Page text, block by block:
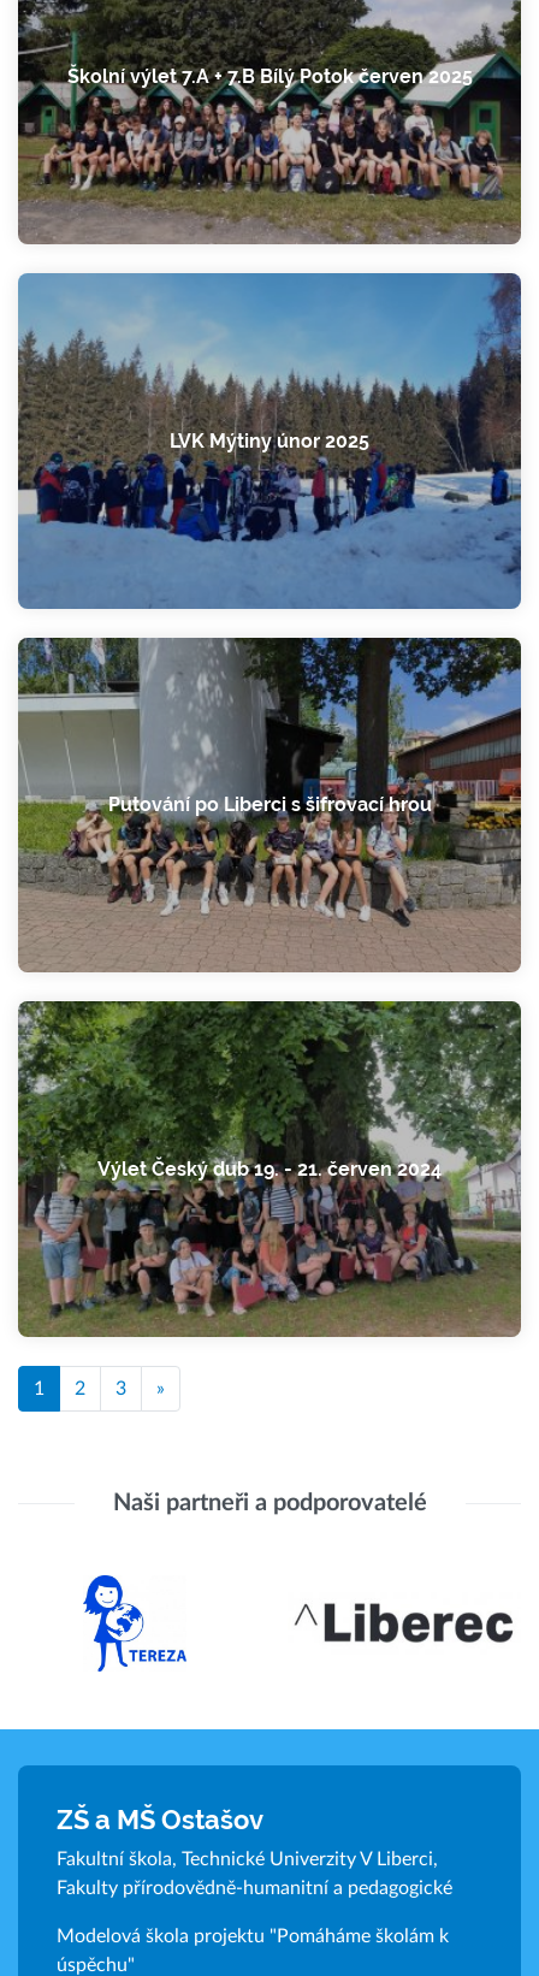
Školní výlet 7.A + 7.B Bílý Potok červen 2025
LVK Mýtiny únor 2025
Putování po Liberci s šifrovací hrou
Výlet Český dub 19. - 21. červen 2024
1 2 3 »
Naši partneři a podporovatelé
ZŠ a MŠ Ostašov
Fakultní škola, Technické Univerzity V Liberci,
Fakulty přírodovědně-humanitní a pedagogické
Modelová škola projektu "Pomáháme školám k
úspěchu"